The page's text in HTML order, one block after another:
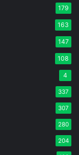
179
163
147
108
4
337
307
280
204